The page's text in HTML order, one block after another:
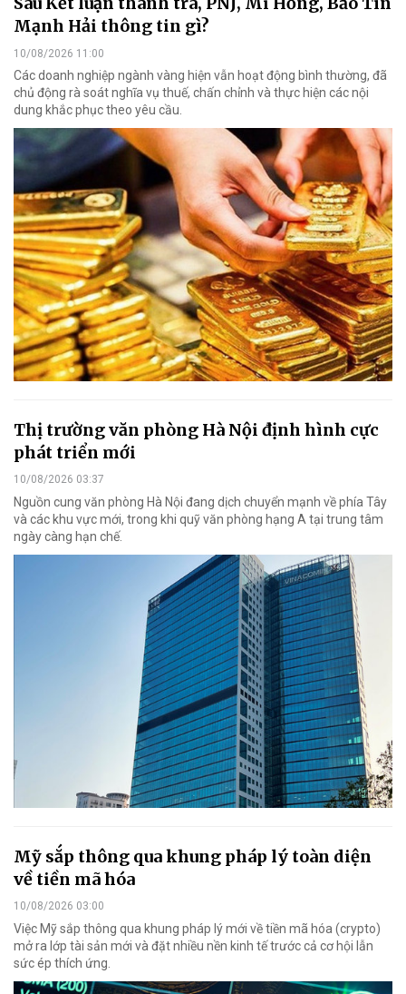
Mạnh Hải thông tin gì?
10/08/2026 11:00
Các doanh nghiệp ngành vàng hiện vẫn hoạt động bình thường, đã
chủ động rà soát nghĩa vụ thuế, chấn chỉnh và thực hiện các nội
dung khắc phục theo yêu cầu.
Thị trường văn phòng Hà Nội định hình cực
phát triển mới
10/08/2026 03:37
Nguồn cung văn phòng Hà Nội đang dịch chuyển mạnh về phía Tây
và các khu vực mới, trong khi quỹ văn phòng hạng A tại trung tâm
ngày càng hạn chế.
Mỹ sắp thông qua khung pháp lý toàn diện
về tiền mã hóa
10/08/2026 03:00
Việc Mỹ sắp thông qua khung pháp lý mới về tiền mã hóa (crypto)
mở ra lớp tài sản mới và đặt nhiều nền kinh tế trước cả cơ hội lẫn
sức ép thích ứng.